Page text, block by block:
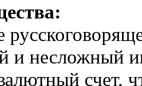
и несложный
счет,